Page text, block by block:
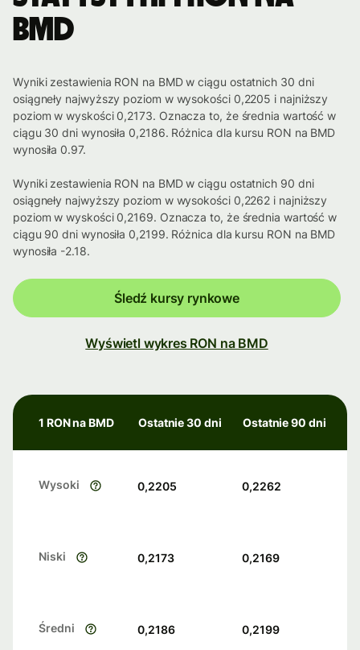
BMD
Wyniki zestawienia RON na BMD w ciągu ostatnich 30 dni
osiągneły najwyższy poziom w wysokości 0,2205 i najniższy
poziom w wyskości 0,2173. Oznacza to, że średnia wartość w
ciągu 30 dni wynosiła 0,2186. Różnica dla kursu RON na BMD
wynosiła 0.97.
Wyniki zestawienia RON na BMD w ciągu ostatnich 90 dni
osiągneły najwyższy poziom w wysokości 0,2262 i najniższy
poziom w wyskości 0,2169. Oznacza to, że średnia wartość w
ciągu 90 dni wynosiła 0,2199. Różnica dla kursu RON na BMD
wynosiła -2.18.
Śledź kursy rynkowe
Wyświetl wykres RON na BMD
1 RON na BMD Ostatnie 30 dni Ostatnie 90 dni
Wysoki 0,2205 0,2262
Niski 0,2173 0,2169
Średni 0,2186 0,2199